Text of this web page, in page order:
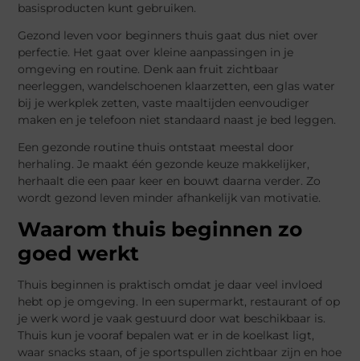
basisproducten kunt gebruiken.
Gezond leven voor beginners thuis gaat dus niet over
perfectie. Het gaat over kleine aanpassingen in je
omgeving en routine. Denk aan fruit zichtbaar
neerleggen, wandelschoenen klaarzetten, een glas water
bij je werkplek zetten, vaste maaltijden eenvoudiger
maken en je telefoon niet standaard naast je bed leggen.
Een gezonde routine thuis ontstaat meestal door
herhaling. Je maakt één gezonde keuze makkelijker,
herhaalt die een paar keer en bouwt daarna verder. Zo
wordt gezond leven minder afhankelijk van motivatie.
Waarom thuis beginnen zo
goed werkt
Thuis beginnen is praktisch omdat je daar veel invloed
hebt op je omgeving. In een supermarkt, restaurant of op
je werk word je vaak gestuurd door wat beschikbaar is.
Thuis kun je vooraf bepalen wat er in de koelkast ligt,
waar snacks staan, of je sportspullen zichtbaar zijn en hoe